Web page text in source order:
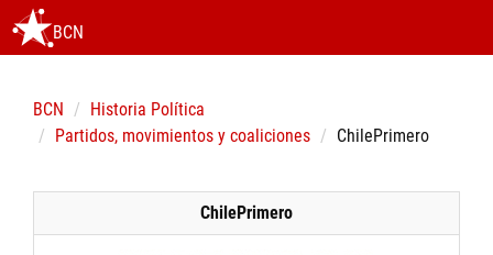
BCN
BCN
Historia Política
Partidos, movimientos y coaliciones
ChilePrimero
ChilePrimero